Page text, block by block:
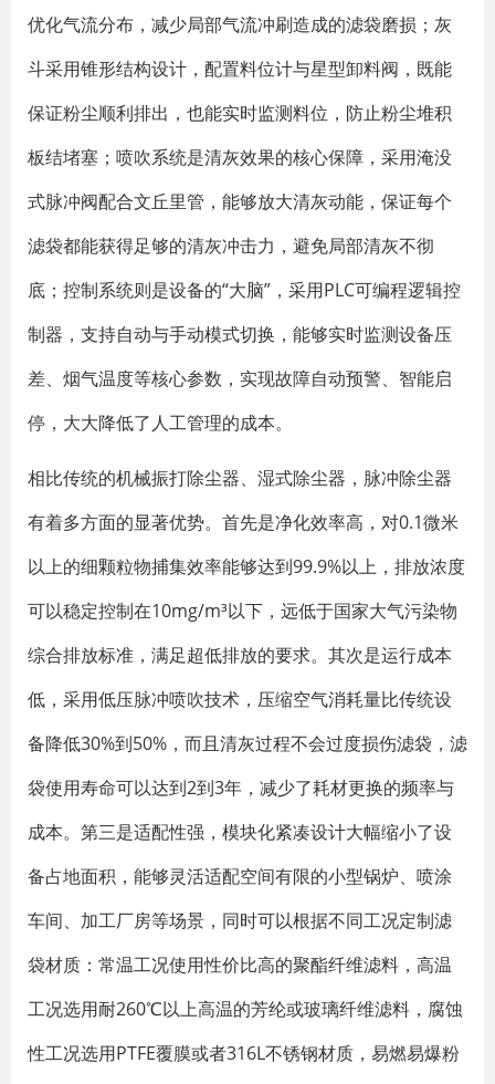
优化气流分布，减少局部气流冲刷造成的滤袋磨损；灰
斗采用锥形结构设计，配置料位计与星型卸料阀，既能
保证粉尘顺利排出，也能实时监测料位，防止粉尘堆积
板结堵塞；喷吹系统是清灰效果的核心保障，采用淹没
式脉冲阀配合文丘里管，能够放大清灰动能，保证每个
滤袋都能获得足够的清灰冲击力，避免局部清灰不彻
底；控制系统则是设备的“大脑”，采用PLC可编程逻辑控
制器，支持自动与手动模式切换，能够实时监测设备压
差、烟气温度等核心参数，实现故障自动预警、智能启
停，大大降低了人工管理的成本。
相比传统的机械振打除尘器、湿式除尘器，脉冲除尘器
有着多方面的显著优势。首先是净化效率高，对0.1微米
以上的细颗粒物捕集效率能够达到99.9%以上，排放浓度
可以稳定控制在10mg/m³以下，远低于国家大气污染物
综合排放标准，满足超低排放的要求。其次是运行成本
低，采用低压脉冲喷吹技术，压缩空气消耗量比传统设
备降低30%到50%，而且清灰过程不会过度损伤滤袋，滤
袋使用寿命可以达到2到3年，减少了耗材更换的频率与
成本。第三是适配性强，模块化紧凑设计大幅缩小了设
备占地面积，能够灵活适配空间有限的小型锅炉、喷涂
车间、加工厂房等场景，同时可以根据不同工况定制滤
袋材质：常温工况使用性价比高的聚酯纤维滤料，高温
工况选用耐260℃以上高温的芳纶或玻璃纤维滤料，腐蚀
性工况选用PTFE覆膜或者316L不锈钢材质，易燃易爆粉